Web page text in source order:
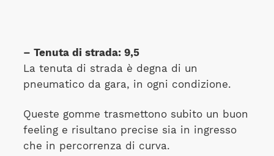
– Tenuta di strada: 9,5
La tenuta di strada è degna di un
pneumatico da gara, in ogni condizione.
Queste gomme trasmettono subito un buon
feeling e risultano precise sia in ingresso
che in percorrenza di curva.